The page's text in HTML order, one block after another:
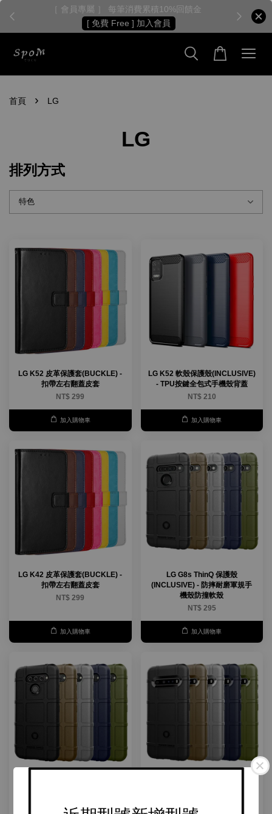
［ 會員專屬 ］ 每筆消費累積10%回饋金
[ 免費 Free ] 加入會員
首頁 › LG
LG
排列方式
LG K52 皮革保護套(BUCKLE) -
扣帶左右翻蓋皮套
NT$ 299
加入購物車
LG K52 軟殼保護殼(INCLUSIVE)
- TPU按鍵全包式手機殼背蓋
NT$ 210
加入購物車
LG K42 皮革保護套(BUCKLE) -
扣帶左右翻蓋皮套
NT$ 299
加入購物車
LG G8s ThinQ 保護殼
(INCLUSIVE) - 防摔耐磨軍規手
機殼防撞軟殼
NT$ 295
加入購物車
NT$ 295
摔耐磨軍規手機殼防撞軟殼